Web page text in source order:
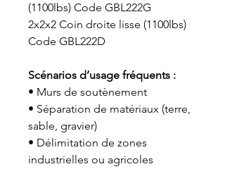
(1100lbs) Code GBL222G
2x2x2 Coin droite lisse (1100lbs)
Code GBL222D
Scénarios d’usage fréquents :
• Murs de soutènement
• Séparation de matériaux (terre,
sable, gravier)
• Délimitation de zones
industrielles ou agricoles